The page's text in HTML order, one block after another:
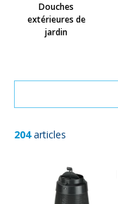
Douches
extérieures de
jardin
204articles